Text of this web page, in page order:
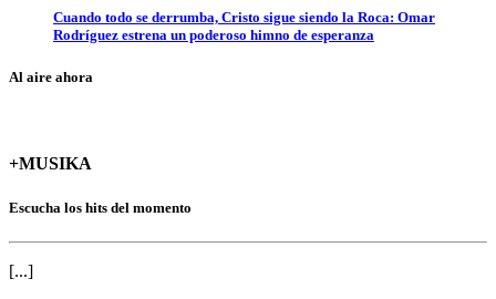
Cuando todo se derrumba, Cristo sigue siendo la Roca: Omar
Rodríguez estrena un poderoso himno de esperanza
Al aire ahora
+MUSIKA
Escucha los hits del momento
[...]